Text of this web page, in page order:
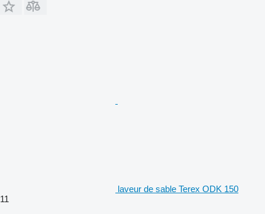
laveur de sable Terex ODK 150
11